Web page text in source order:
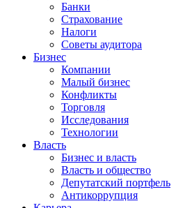
Банки
Страхование
Налоги
Советы аудитора
Бизнес
Компании
Малый бизнес
Конфликты
Торговля
Исследования
Технологии
Власть
Бизнес и власть
Власть и общество
Депутатский портфель
Антикоррупция